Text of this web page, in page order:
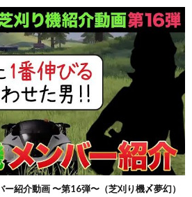
ー紹介動画 〜第16弾〜（芝刈り機〆夢幻）